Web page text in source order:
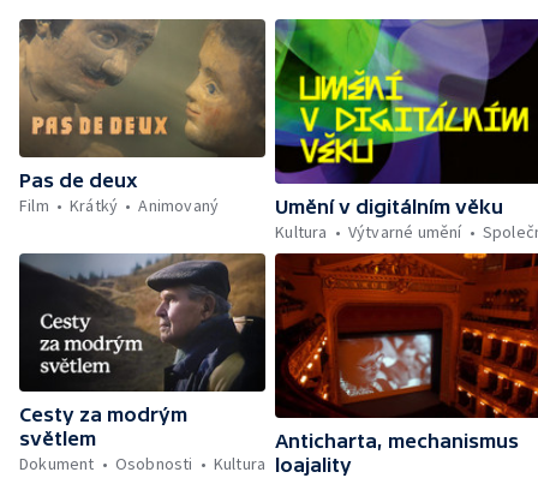
Pas de deux
Film
Krátký Animovaný
Umění v digitálním věku
Kultura
Výtvarné umění
Cesty za modrým
světlem
Dokument
Osobnosti Kultura
Anticharta, mechanismus
loajality